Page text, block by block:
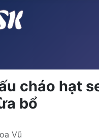
cháo hạt
bổ
Vũ